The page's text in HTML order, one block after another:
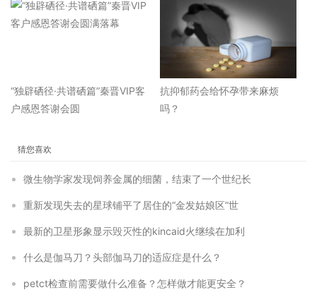
“独辟硒径·共谱硒篇”秦晋VIP客
户感恩答谢会圆
抗抑郁药会给怀孕带来麻烦
吗？
猜您喜欢
微生物学家发现饲养金属的细菌，结束了一个世纪长
重新发现失去的星球铺平了居住的“金发姑娘区”世
最新的卫星形象显示毁灭性的kincaid火继续在加利
什么是伽马刀？头部伽马刀的适应症是什么？
petct检查前需要做什么准备？怎样做才能更安全？